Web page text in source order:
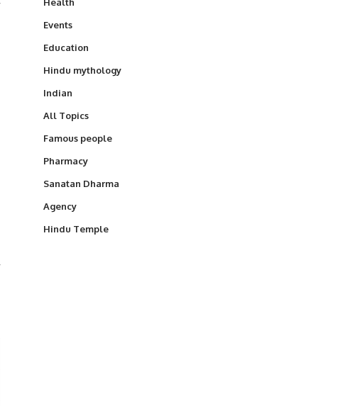
Events
Education
Hindu mythology
Indian
All Topics
Famous people
Pharmacy
Sanatan Dharma
Agency
Hindu Temple